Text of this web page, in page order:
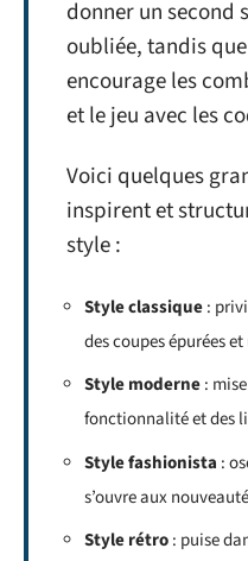
donner un second
oubliée, tandis
encourage les
et le jeu avec les
Voici quelques
inspirent et
style :
Style classique:
des coupes épurées
Style moderne:
fonctionnalité et des
Style fashionista :
s’ouvre aux
Style rétro: puise